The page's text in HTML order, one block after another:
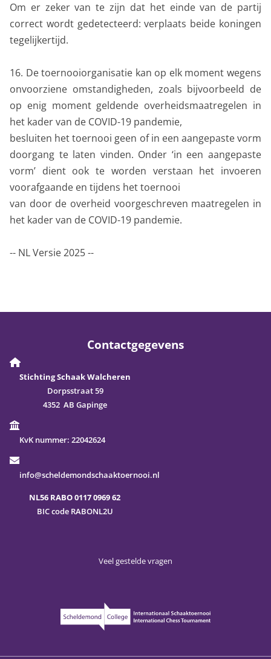
Om er zeker van te zijn dat het einde van de partij
correct wordt gedetecteerd: verplaats beide koningen
tegelijkertijd.
16. De toernooiorganisatie kan op elk moment wegens
onvoorziene omstandigheden, zoals bijvoorbeeld de
op enig moment geldende overheidsmaatregelen in
het kader van de COVID-19 pandemie,
besluiten het toernooi geen of in een aangepaste vorm
doorgang te laten vinden. Onder ‘in een aangepaste
vorm’ dient ook te worden verstaan het invoeren
voorafgaande en tijdens het toernooi
van door de overheid voorgeschreven maatregelen in
het kader van de COVID-19 pandemie.
-- NL Versie 2025 --
Contactgegevens
Stichting Schaak Walcheren
Dorpsstraat 59
4352 AB Gapinge
KvK nummer: 22042624
info@scheldemondschaaktoernooi.nl
NL56 RABO 0117 0969 62
BIC code RABONL2U
Veel gestelde vragen